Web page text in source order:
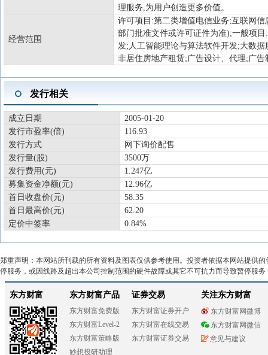
理服务,为用户创造更多价值。
经营范围
许可项目:第二类增值电信业务;互联网
部门批准文件或许可证件为准);一般项
发;人工智能理论与算法软件开发;大数
非居住房地产租赁;广告设计、代理;广
发行相关
成立日期
2005-01-20
发行市盈率(倍)
116.93
发行方式
网下询价配售
发行量(股)
3500万
发行费用(元)
1.247亿
募集资金净额(元)
12.96亿
首日收盘价(元)
58.35
首日最高价(元)
62.20
定价中签率
0.84%
郑重声明：本网站所刊载的所有资料及图表仅供参考使用。投资者依据本网站提供
停服务，或因线路及超出本公司控制范围的硬件故障或其它不可抗力而导致暂停服